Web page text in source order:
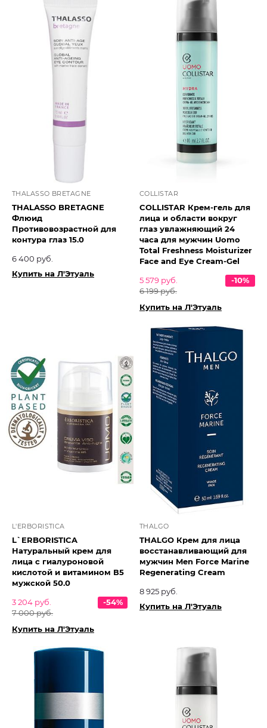
THALASSO BRETAGNE
THALASSO BRETAGNE
Флюид
Противовозрастной для
контура глаз 15.0
6 400 руб.
Купить на Л'Этуаль
COLLISTAR
COLLISTAR Крем-гель для
лица и области вокруг
глаз увлажняющий 24
часа для мужчин Uomo
Total Freshness Moisturizer
Face and Eye Cream-Gel
5 579 руб.
6 199 руб.
-10%
Купить на Л'Этуаль
L'ERBORISTICA
L`ERBORISTICA
Натуральный крем для
лица с гиалуроновой
кислотой и витамином В5
мужской 50.0
3 204 руб.
7 000 руб.
-54%
Купить на Л'Этуаль
THALGO
THALGO Крем для лица
восстанавливающий для
мужчин Men Force Marine
Regenerating Cream
8 925 руб.
Купить на Л'Этуаль